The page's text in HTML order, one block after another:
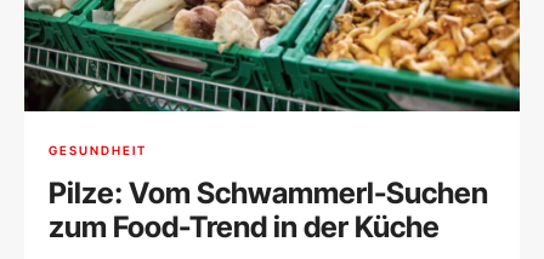
GESUNDHEIT
Pilze: Vom Schwammerl-Suchen
zum Food-Trend in der Küche